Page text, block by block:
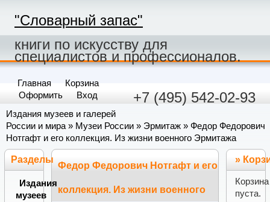
"Словарный запас"
книги по искусству для
специалистов и профессионалов.
+7 (495) 542-02-93
Главная
Корзина
Оформить
Вход
Издания музеев и галерей
России и мира» Музеи России » Эрмитаж » Федор Федорович
Нотгафт и его коллекция. Из жизни военного Эрмитажа
Федор Федорович Нотгафт и его
коллекция. Из жизни военного
Разделы
Издания
музеев
»
Корзина
пуста.